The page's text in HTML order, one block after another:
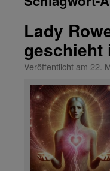
Lady
geschieht
Veröffentlicht am 22.